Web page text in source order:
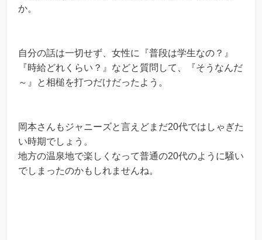
か。
自分の話は一切せず、女性に『普段は学生なの？』
『時給どれくらい？』などと質問して、『そうなんだ
～』と相槌を打つだけだったよう。
岡本さんもジャニーズと言えどまだ20代ではしゃぎた
い時期でしょう。
地方の温泉地で楽しくなって普通の20代のように騒い
でしまったのかもしれませんね。